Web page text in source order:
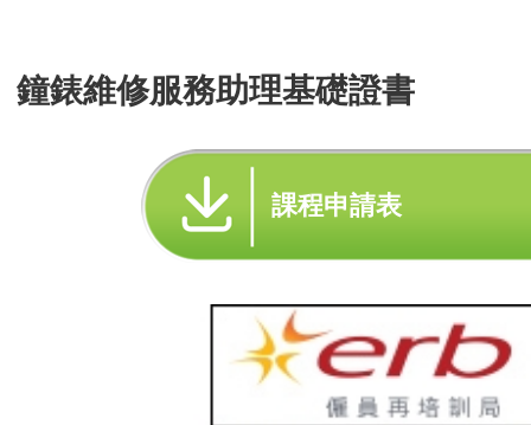
鐘錶維修服務助理基礎證書
課程申請表